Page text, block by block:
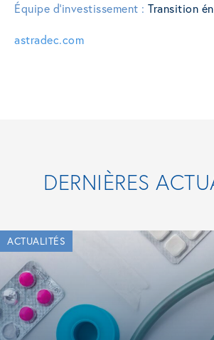
Équipe d'investissement : Transition
astradec.com
DERNIÈRES
ACTUALITÉS